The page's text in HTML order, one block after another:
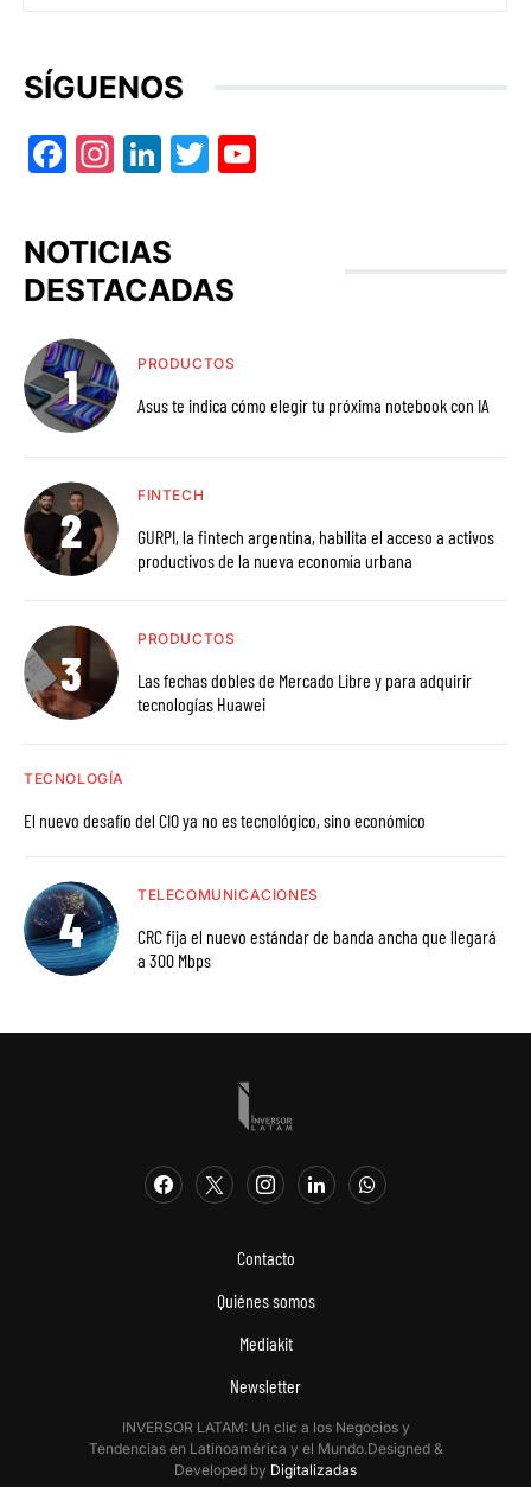
SÍGUENOS
Facebook
Instagram
LinkedIn
Twitter
NOTICIAS
DESTACADAS
PRODUCTOS
Asus te indica cómo elegir tu próxima notebook con IA
FINTECH
GURPI, la fintech argentina, habilita el acceso a activos
productivos de la nueva economía urbana
PRODUCTOS
Las fechas dobles de Mercado Libre y para adquirir
tecnologías Huawei
TECNOLOGÍA
El nuevo desafío del CIO ya no es tecnológico, sino económico
TELECOMUNICACIONES
CRC fija el nuevo estándar de banda ancha que llegará
a 300 Mbps
Contacto
Quiénes somos
Mediakit
Newsletter
INVERSOR LATAM: Un clic a los Negocios y
Tendencias en Latinoamérica y el Mundo.Designed &
Developed by Digitalizadas